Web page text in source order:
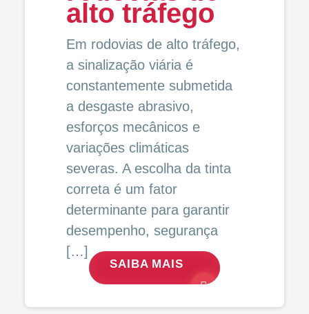
alto tráfego
Em rodovias de alto tráfego,
a sinalização viária é
constantemente submetida
a desgaste abrasivo,
esforços mecânicos e
variações climáticas
severas. A escolha da tinta
correta é um fator
determinante para garantir
desempenho, segurança
[…]
SAIBA MAIS